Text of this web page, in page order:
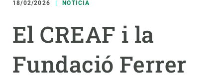
18/02/2026 NOTÍCIA
El CREAF i la
Fundació Ferrer
Responsive
menu
SOBRE NOSALTRES
RECERCA
UNEIX-TE A NOSALTRES